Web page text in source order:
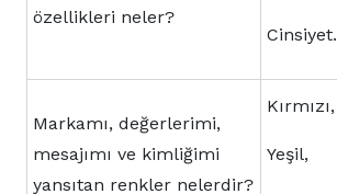
özellikleri neler?
Cinsiyet.
Markamı, değerlerimi,
mesajımı ve kimliğimi
yansıtan renkler nelerdir?
Kırmızı,
Yeşil,